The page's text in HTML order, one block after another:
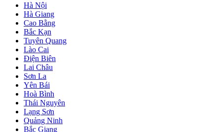
Hà Nội
Hà Giang
Cao Bằng
Bắc Kạn
Tuyên Quang
Lào Cai
Điện Biên
Lai Châu
Sơn La
Yên Bái
Hoà Bình
Thái Nguyên
Lạng Sơn
Quảng Ninh
Bắc Giang